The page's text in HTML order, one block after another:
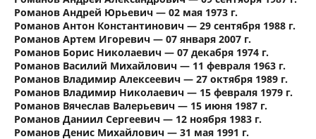
Романов Андрей Юрьевич — 02 мая 1973 г.
Романов Антон Константинович — 29 сентября 1988 г.
Романов Артем Игоревич — 07 января 2007 г.
Романов Борис Николаевич — 07 декабря 1974 г.
Романов Василий Михайлович — 11 февраля 1963 г.
Романов Владимир Алексеевич — 27 октября 1989 г.
Романов Владимир Николаевич — 15 февраля 1979 г.
Романов Вячеслав Валерьевич — 15 июня 1987 г.
Романов Даниил Сергеевич — 12 ноября 1983 г.
Романов Денис Михайлович — 31 мая 1991 г.